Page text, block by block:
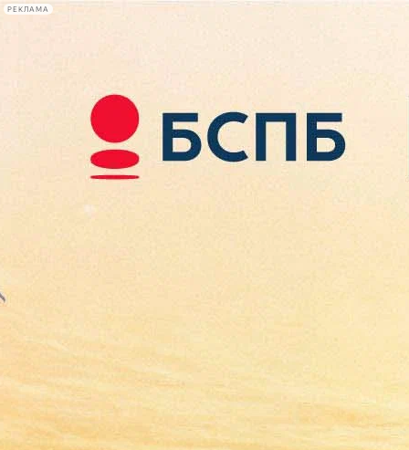
РЕКЛАМА
Сегодня:
2026.08.08
18:36
Афиша Plus